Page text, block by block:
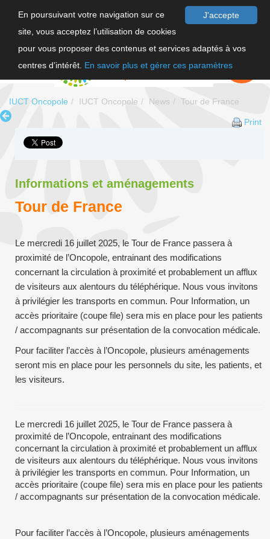
J'accepte
En poursuivant votre navigation sur ce
site, vous acceptez l’utilisation de cookies
pour vous proposer des contenus et services adaptés à vos
centres d’intérêt. En savoir plus et gérer ces paramètres
FAIRE UN
DON
IUCT Oncopole IUCT Oncopole News Tour de France
Print
Informations et aménagements
Tour de France
Le mercredi 16 juillet 2025, le Tour de France passera à
proximité de l’Oncopole, entrainant des modifications
concernant la circulation à proximité et probablement un afflux
de visiteurs aux alentours du téléphérique. Nous vous invitons
à privilégier les transports en commun. Pour Information, un
accès prioritaire (coupe file) sera mis en place pour les patients
/ accompagnants sur présentation de la convocation médicale.
Pour faciliter l’accès à l’Oncopole, plusieurs aménagements
seront mis en place pour les personnels du site, les patients, et
les visiteurs.
Le mercredi 16 juillet 2025, le Tour de France passera à
proximité de l’Oncopole, entrainant des modifications
concernant la circulation à proximité et probablement un afflux
de visiteurs aux alentours du téléphérique. Nous vous invitons
à privilégier les transports en commun. Pour Information, un
accès prioritaire (coupe file) sera mis en place pour les patients
/ accompagnants sur présentation de la convocation médicale.
Pour faciliter l’accès à l’Oncopole, plusieurs aménagements